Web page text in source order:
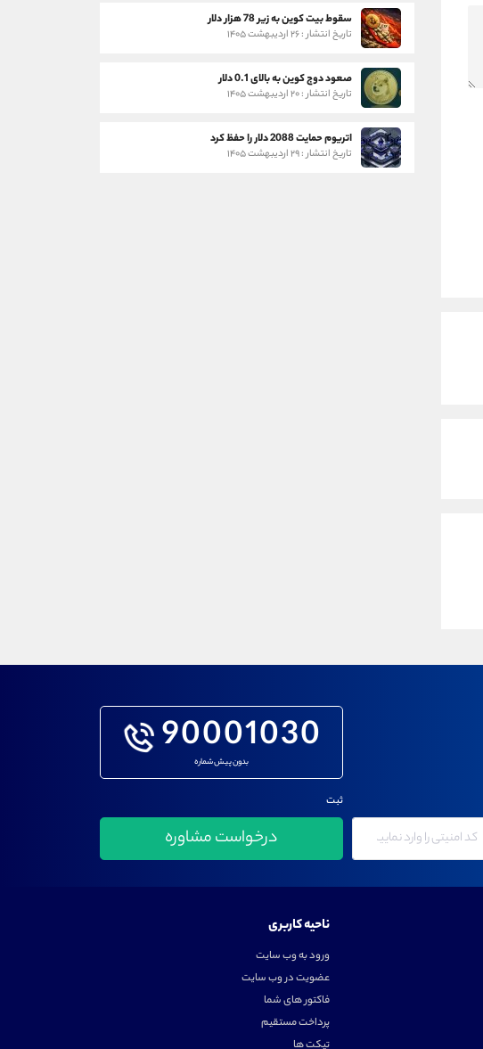
سقوط بیت کوین به زیر 78 هزار دلار
تاریخ انتشار : ۲۶ اردیبهشت ۱۴۰۵
صعود دوج کوین به بالای 0.1 دلار
تاریخ انتشار : ۲۰ اردیبهشت ۱۴۰۵
اتریوم حمایت 2088 دلار را حفظ کرد
تاریخ انتشار : ۲۹ اردیبهشت ۱۴۰۵
90001030
بدون پیش شماره
ثبت
ناحیه کاربری
ورود به وب سایت
عضویت در وب سایت
فاکتور های شما
پرداخت مستقیم
تیکت ها